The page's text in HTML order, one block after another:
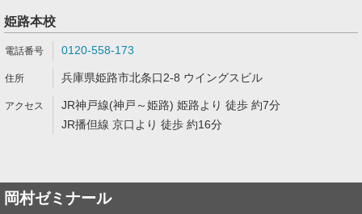
姫路本校
0120-558-173
兵庫県姫路市北条口2-8 ウイングスビル
JR神戸線(神戸～姫路) 姫路より 徒歩 約7分
JR播但線 京口より 徒歩 約16分
岡村ゼミナール